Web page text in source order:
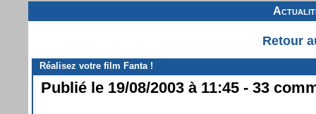
Retour
Réalisez votre film Fanta !
Publié le 19/08/2003 à 11:45 - 33